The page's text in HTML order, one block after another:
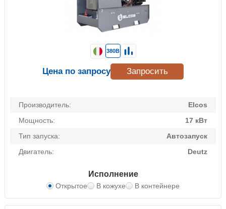
Производитель:
Elcos
Мощность:
17 кВт
Тип запуска:
Автозапуск
Двигатель:
Deutz
Исполнение
Открытое В кожухе В контейнере
380В
Цена по запросу Запросить